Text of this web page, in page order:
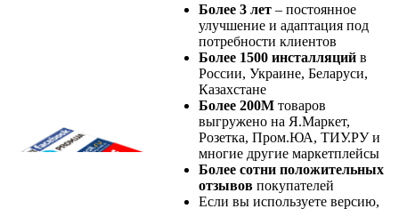
Более 3 лет – постоянное
улучшение и адаптация под
потребности клиентов
Более 1500 инсталляций в
России, Украине, Беларуси,
Казахстане
Более 200М товаров
выгружено на Я.Маркет,
Розетка, Пром.ЮА, ТИУ.РУ и
многие другие маркетплейсы
Более сотни положительных
отзывов покупателей
Если вы используете версию,